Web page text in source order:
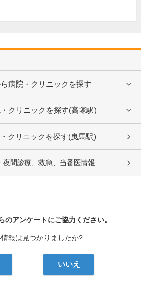
病院・クリニックを探す
クリニックを探す(高塚駅)
クリニックを探す(曳馬駅)
夜間診療、救急、当番医情報
なび
のアンケートにご協力ください。
報は見つかりましたか?
いいえ